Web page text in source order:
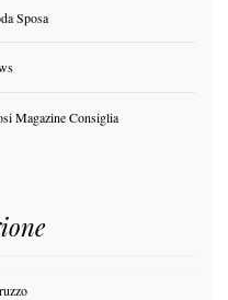
Sposa
Magazine Consiglia